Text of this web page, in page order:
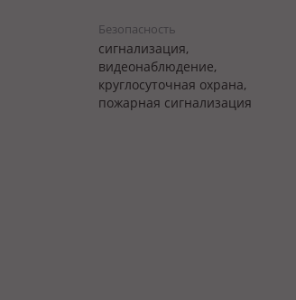
Безопасность
сигнализация,
видеонаблюдение,
круглосуточная охрана,
пожарная сигнализация